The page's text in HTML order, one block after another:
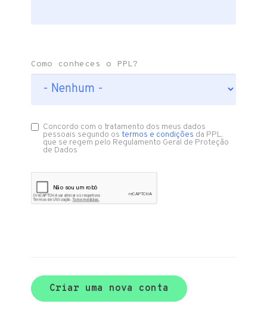
Como conheces o PPL?
Concordo com o tratamento dos meus dados
pessoais segundo ostermos e condições da PPL,
que se regem pelo Regulamento Geral de Proteção
de Dados
Criar uma nova conta